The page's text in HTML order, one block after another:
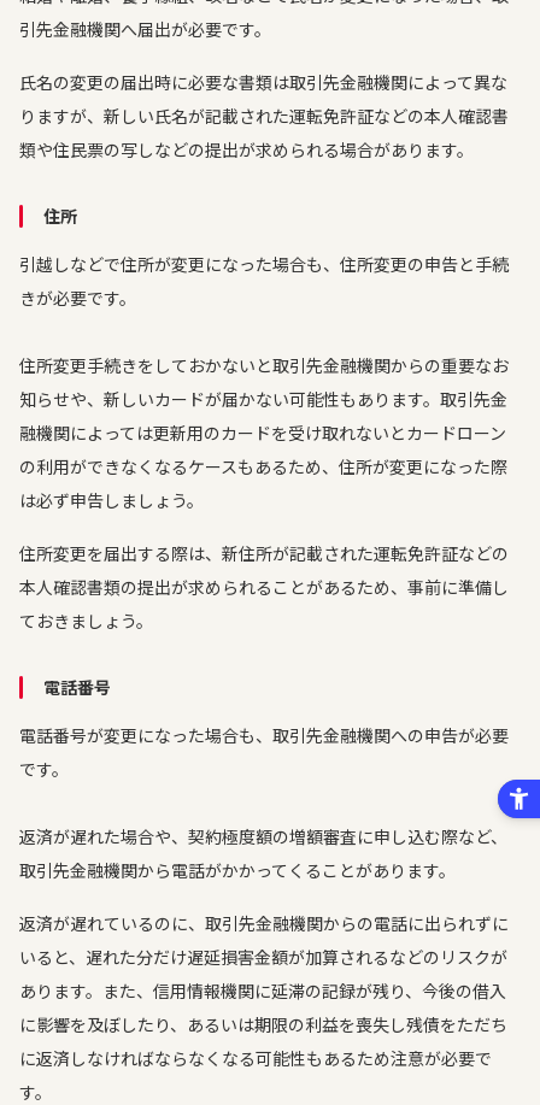
引先金融機関へ届出が必要です。
氏名の変更の届出時に必要な書類は取引先金融機関によって異な
りますが、新しい氏名が記載された運転免許証などの本人確認書
類や住民票の写しなどの提出が求められる場合があります。
住所
引越しなどで住所が変更になった場合も、住所変更の申告と手続
きが必要です。
住所変更手続きをしておかないと取引先金融機関からの重要なお
知らせや、新しいカードが届かない可能性もあります。取引先金
融機関によっては更新用のカードを受け取れないとカードローン
の利用ができなくなるケースもあるため、住所が変更になった際
は必ず申告しましょう。
住所変更を届出する際は、新住所が記載された運転免許証などの
本人確認書類の提出が求められることがあるため、事前に準備し
ておきましょう。
電話番号
電話番号が変更になった場合も、取引先金融機関への申告が必要
です。
返済が遅れた場合や、契約極度額の増額審査に申し込む際など、
取引先金融機関から電話がかかってくることがあります。
返済が遅れているのに、取引先金融機関からの電話に出られずに
いると、遅れた分だけ遅延損害金額が加算されるなどのリスクが
あります。また、信用情報機関に延滞の記録が残り、今後の借入
に影響を及ぼしたり、あるいは期限の利益を喪失し残債をただち
に返済しなければならなくなる可能性もあるため注意が必要で
す。